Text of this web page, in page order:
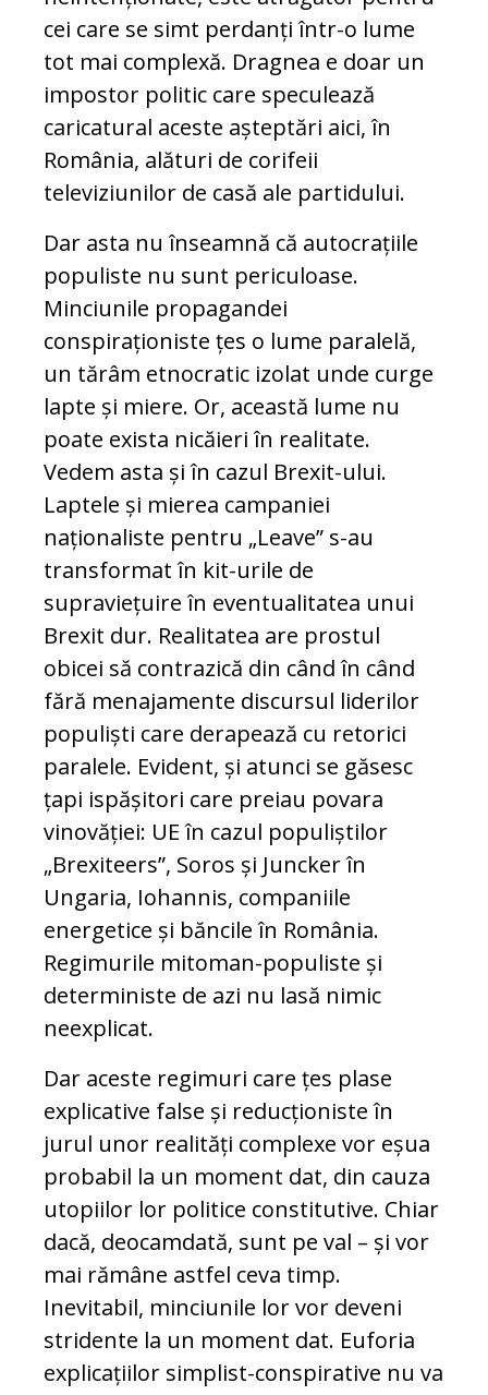
cei care se simt perdanți într-o lume
tot mai complexă. Dragnea e doar un
impostor politic care speculează
caricatural aceste așteptări aici, în
România, alături de corifeii
televiziunilor de casă ale partidului.
Dar asta nu înseamnă că autocrațiile
populiste nu sunt periculoase.
Minciunile propagandei
conspiraționiste țes o lume paralelă,
un tărâm etnocratic izolat unde curge
lapte și miere. Or, această lume nu
poate exista nicăieri în realitate.
Vedem asta și în cazul Brexit-ului.
Laptele și mierea campaniei
naționaliste pentru „Leave” s-au
transformat în kit-urile de
supraviețuire în eventualitatea unui
Brexit dur. Realitatea are prostul
obicei să contrazică din când în când
fără menajamente discursul liderilor
populiști care derapează cu retorici
paralele. Evident, și atunci se găsesc
țapi ispășitori care preiau povara
vinovăției: UE în cazul populiștilor
„Brexiteers”, Soros și Juncker în
Ungaria, Iohannis, companiile
energetice și băncile în România.
Regimurile mitoman-populiste și
deterministe de azi nu lasă nimic
neexplicat.
Dar aceste regimuri care țes plase
explicative false și reducționiste în
jurul unor realități complexe vor eșua
probabil la un moment dat, din cauza
utopiilor lor politice constitutive. Chiar
dacă, deocamdată, sunt pe val – și vor
mai rămâne astfel ceva timp.
Inevitabil, minciunile lor vor deveni
stridente la un moment dat. Euforia
explicațiilor simplist-conspirative nu va